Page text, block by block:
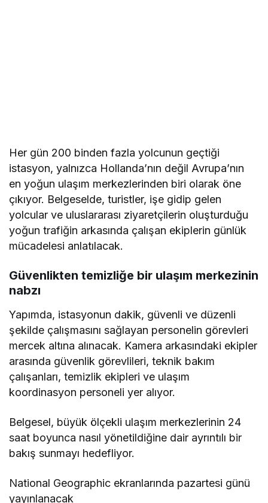
Her gün 200 binden fazla yolcunun geçtiği
istasyon, yalnızca Hollanda’nın değil Avrupa’nın
en yoğun ulaşım merkezlerinden biri olarak öne
çıkıyor. Belgeselde, turistler, işe gidip gelen
yolcular ve uluslararası ziyaretçilerin oluşturduğu
yoğun trafiğin arkasında çalışan ekiplerin günlük
mücadelesi anlatılacak.
Güvenlikten temizliğe bir ulaşım merkezinin
nabzı
Yapımda, istasyonun dakik, güvenli ve düzenli
şekilde çalışmasını sağlayan personelin görevleri
mercek altına alınacak. Kamera arkasındaki ekipler
arasında güvenlik görevlileri, teknik bakım
çalışanları, temizlik ekipleri ve ulaşım
koordinasyon personeli yer alıyor.
Belgesel, büyük ölçekli ulaşım merkezlerinin 24
saat boyunca nasıl yönetildiğine dair ayrıntılı bir
bakış sunmayı hedefliyor.
National Geographic ekranlarında pazartesi günü
yayınlanacak